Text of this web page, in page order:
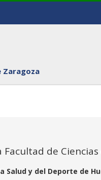
Zaragoza
de
Salud y del Deporte de